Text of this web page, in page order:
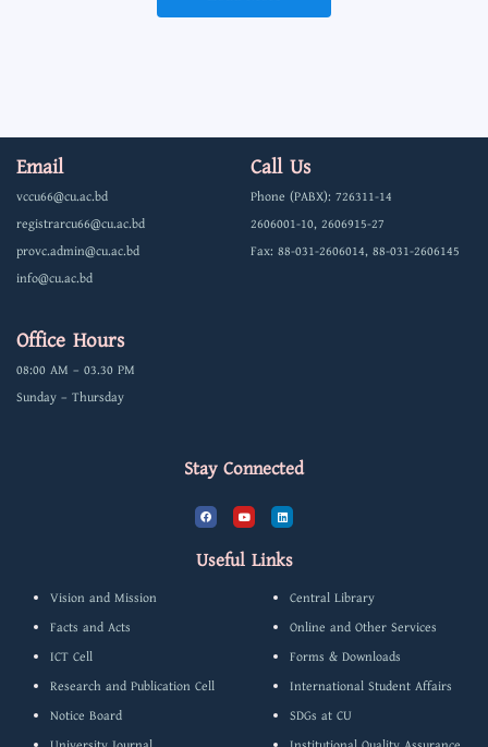
Email
vccu66@cu.ac.bd
registrarcu66@cu.ac.bd
provc.admin@cu.ac.bd
info@cu.ac.bd
Call Us
Phone (PABX): 726311-14
2606001-10, 2606915-27
Fax: 88-031-2606014, 88-031-2606145
Office Hours
08:00 AM – 03.30 PM
Sunday – Thursday
Stay Connected
F
a
c
b
o
Y
o
u
u
b
L
i
n
d
Useful Links
Vision and Mission
Facts and Acts
ICT Cell
Research and Publication Cell
Notice Board
Central Library
Online and Other Services
Forms & Downloads
International Student Affairs
SDGs at CU